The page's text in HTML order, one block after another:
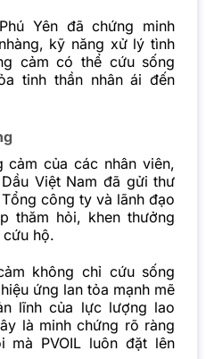
Yên đã chứng minh
kỹ năng xử lý tình
cảm có thể cứu sống
tinh thần nhân ái đến
cảm của các nhân viên,
Việt Nam đã gửi thư
công ty và lãnh đạo
thăm hỏi, khen thưởng
cứu hộ.
không chỉ cứu sống
ứng lan tỏa mạnh mẽ
lĩnh của lực lượng lao
là minh chứng rõ ràng
mà PVOIL luôn đặt lên